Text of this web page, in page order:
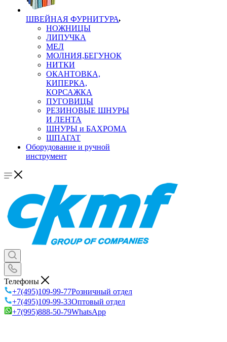
ШВЕЙНАЯ ФУРНИТУРА
НОЖНИЦЫ
ЛИПУЧКА
МЕЛ
МОЛНИЯ,БЕГУНОК
НИТКИ
ОКАНТОВКА,
КИПЕРКА,
КОРСАЖКА
ПУГОВИЦЫ
РЕЗИНОВЫЕ ШНУРЫ
И ЛЕНТА
ШНУРЫ и БАХРОМА
ШПАГАТ
Оборудование и ручной
инструмент
Телефоны
+7(495)109-99-77Розничный отдел
+7(495)109-99-33Оптовый отдел
+7(995)888-50-79WhatsApp